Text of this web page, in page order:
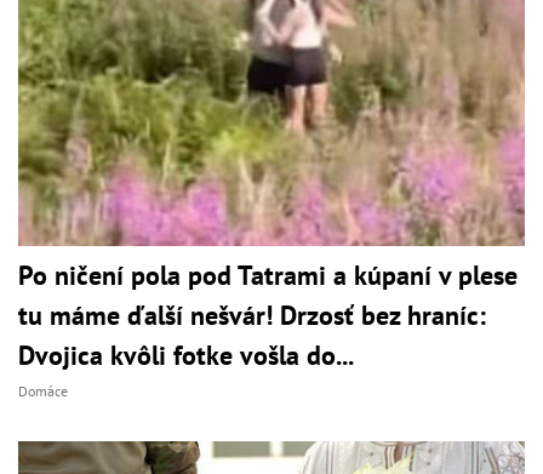
Po ničení pola pod Tatrami a kúpaní v plese
tu máme ďalší nešvár! Drzosť bez hraníc:
Dvojica kvôli fotke vošla do...
Domáce